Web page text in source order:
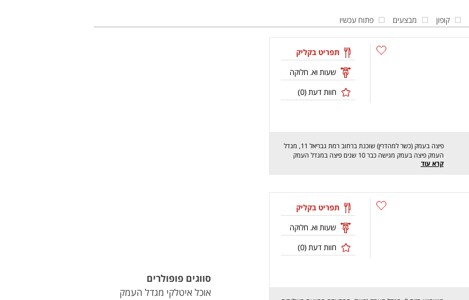
קופון מבצעים פתוח עכשיו
תפריט בקליק
שעות וא. חלוקה
חוות דעת (0
)
פיצה בעמק (כשר למהדרין) שוכנת ברחוב רמת גבריאל 11, מגדל
העמק פיצה בעמק מגישה כבר 10 שנים פיצה במגדל העמק
שמחברת טעם איטלקי מקומי עם חומרי גלם טריים. אנחנו לשים בצק
טרי יומי, מבשלים רוטב עגבניות סודי ומושכים גבינה איכותית פיצה
והסביבה. מחכים לכם לחוויה מהנה, שיהיה בתאבון!
קרא עוד
תפריט בקליק
שעות וא. חלוקה
חוות דעת (0
)
סווגים פופולרים
אוכל איטלקי מגדל העמק